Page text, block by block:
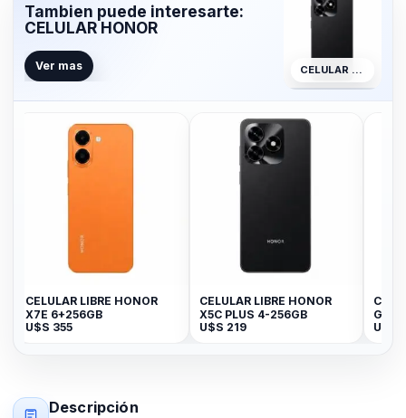
Tambien puede interesarte:
CELULAR HONOR
Ver mas CELULAR HONOR
LIBRE HONOR
6+256GB
355
CELULAR LIBRE HONOR
X5C PLUS 4-256GB
219
CELULAR
GALAXY
256GB
533
Descripción